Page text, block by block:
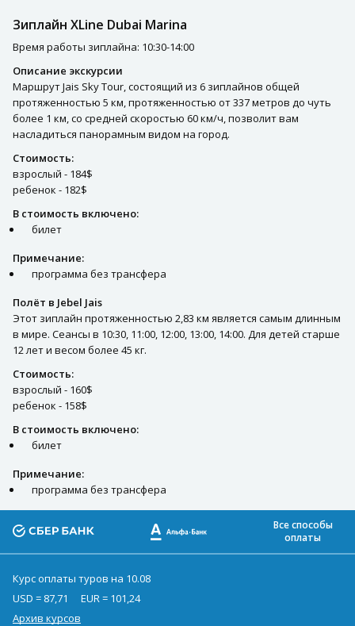
Зиплайн XLine Dubai Marina
Время работы зиплайна: 10:30-14:00
Описание экскурсии
Маршрут Jais Sky Tour, состоящий из 6 зиплайнов общей
протяженностью 5 км, протяженностью от 337 метров до чуть
более 1 км, со средней скоростью 60 км/ч, позволит вам
насладиться панорамным видом на город.
Стоимость:
взрослый - 184$
ребенок - 182$
В стоимость включено:
билет
Примечание:
программа без трансфера
Полёт в Jebel Jais
Этот зиплайн протяженностью 2,83 км является самым длинным
в мире. Сеансы в 10:30, 11:00, 12:00, 13:00, 14:00. Для детей старше
12 лет и весом более 45 кг.
Стоимость:
взрослый - 160$
ребенок - 158$
В стоимость включено:
билет
Примечание:
программа без трансфера
Все способы
оплаты
Курс оплаты туров на 10.08
USD = 87,71
EUR = 101,24
Архив курсов